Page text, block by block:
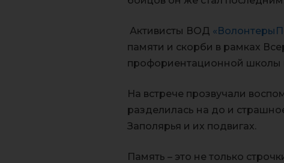
Активисты ВОД
памяти и скорби в рамках
профориентационной
На встрече прозвучали
разделилась на до и
Заполярья и их подвигах.
Память – это не только